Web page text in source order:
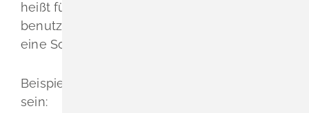
heißt für etwas anderes als den Verkehr
benutzt werden sollen, ist dafür in der Regel
eine Sondernutzungserlaubnis erforderlich.
Beispiele solcher Sondernutzung können
sein: